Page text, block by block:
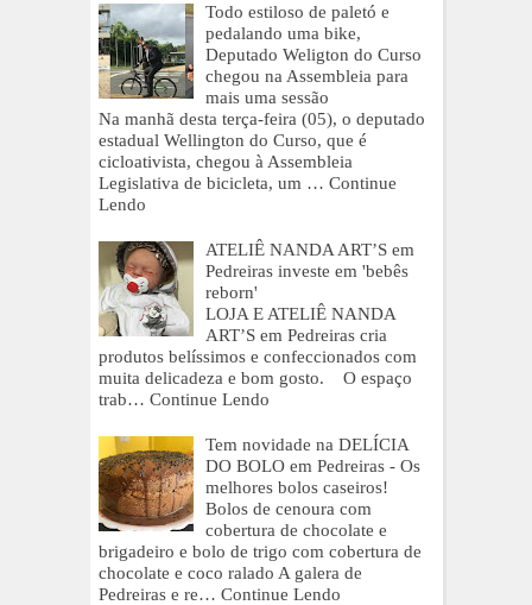
Todo estiloso de paletó e
pedalando uma bike,
Deputado Weligton do Curso
chegou na Assembleia para
mais uma sessão
Na manhã desta terça-feira (05), o deputado
estadual Wellington do Curso, que é
cicloativista, chegou à Assembleia
Legislativa de bicicleta, um … Continue
Lendo
ATELIÊ NANDA ART’S em
Pedreiras investe em 'bebês
reborn'
LOJA E ATELIÊ NANDA
ART’S em Pedreiras cria
produtos belíssimos e confeccionados com
muita delicadeza e bom gosto. O espaço
trab… Continue Lendo
Tem novidade na DELÍCIA
DO BOLO em Pedreiras - Os
melhores bolos caseiros!
Bolos de cenoura com
cobertura de chocolate e
brigadeiro e bolo de trigo com cobertura de
chocolate e coco ralado A galera de
Pedreiras e re… Continue Lendo